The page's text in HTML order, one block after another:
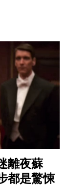
離夜蘇
都是驚悚